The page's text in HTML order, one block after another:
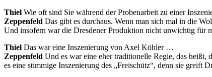
Thiel Wie oft sind Sie wäh­rend der Pro­ben­ar­beit zu ei­ner
Zep­pe­n­feld Das gibt es durch­aus. Wenn man sich mal in die
Und in­so­fern war die Dres­de­ner Pro­duk­ti­on nicht un­wich­tig für
Thiel Das war eine In­sze­nie­rung von Axel Köhler …
Zep­pe­n­feld Und es war eine eher tra­di­tio­nel­le Re­gie, das heißt,
es eine stim­mi­ge In­sze­nie­rung des „Frei­schütz“, denn sie greift